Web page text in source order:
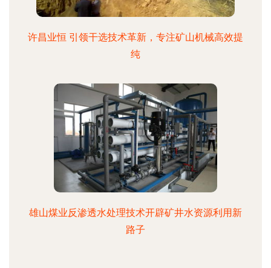
许昌业恒 引领干选技术革新，专注矿山机械高效提
纯
雄山煤业反渗透水处理技术开辟矿井水资源利用新
路子